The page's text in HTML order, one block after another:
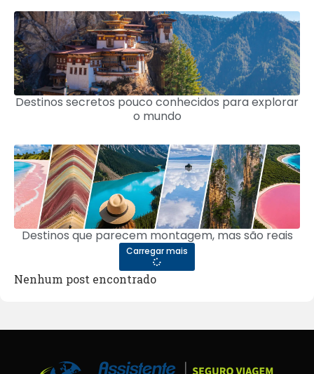
Destinos secretos pouco conhecidos para explorar
o mundo
Destinos que parecem montagem, mas são reais
Carregar mais
Nenhum post encontrado